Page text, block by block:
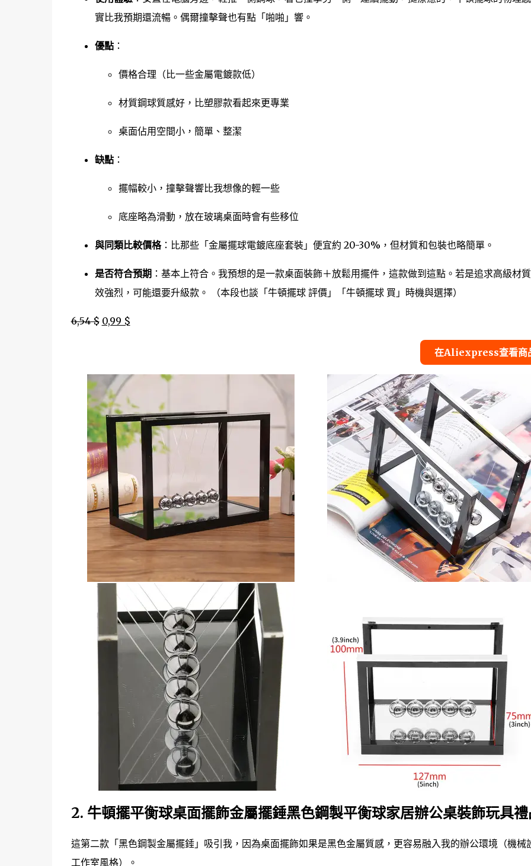
實比我預期還流暢。偶爾撞擊聲也有點「啪啪」響。
優點：
價格合理（比一些金屬電鍍款低）
材質鋼球質感好，比塑膠款看起來更專業
桌面佔用空間小，簡單、整潔
缺點：
擺幅較小，撞擊聲響比我想像的輕一些
底座略為滑動，放在玻璃桌面時會有些移位
與同類比較價格：比那些「金屬擺球電鍍底座套裝」便宜約 20-30%，但材質和包裝也略簡單。
是否符合預期：基本上符合。我預想的是一款桌面裝飾＋放鬆用擺件，這款做到這點。若是追求高級材
效強烈，可能還要升級款。 （本段也談「牛頓擺球 評價」「牛頓擺球 買」時機與選擇）
6,54 $ 0,99 $
在Aliexpress查看商
2. 牛頓擺平衡球桌面擺飾金屬擺錘黑色鋼製平衡球家居辦公桌裝飾玩具
這第二款「黑色鋼製金屬擺錘」吸引我，因為桌面擺飾如果是黑色金屬質感，更容易融入我的辦公環境（機械
工作室風格）。